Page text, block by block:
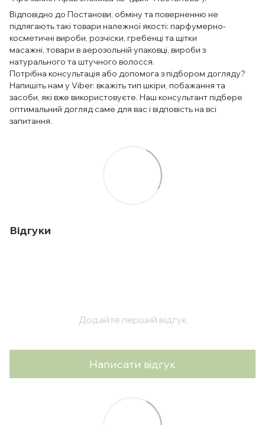
Відповідно до Постанови, обміну та поверненню не
підлягають такі товари належної якості: парфумерно-
косметичні вироби, розчіски, гребенці та щітки
масажні, товари в аерозольній упаковці, вироби з
натурального та штучного волосся.
Потрібна консультація або допомога з підбором догляду?
Напишіть нам у Viber: вкажіть тип шкіри, побажання та
засоби, які вже використовуєте. Наш консультант підбере
оптимальний догляд саме для вас і відповість на всі
запитання.
Відгуки
Додайте перший відгук
Написати відгук